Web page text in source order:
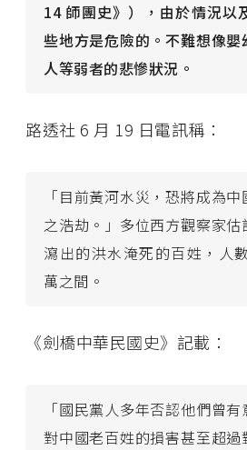
14 師團史》），由於情況以
些地方是危險的。不難想像
人等弱者的悲慘狀況。
路透社 6 月 19 日電訊稱：
「目前黃河水災，恐將成為
之浩劫。」多位西方觀察家
瀉出的洪水淹死的百姓，人
萬之間。
《劍橋中華民國史》記載：
「國民黨人多年否認他們曾
對中國老百姓的損害甚至超過